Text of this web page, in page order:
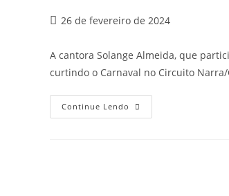
26 de fevereiro de 2024
A cantora Solange Almeida, que
curtindo o Carnaval no Circuito
Continue Lendo